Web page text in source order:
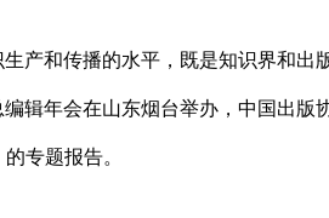
产和传播的水平，既是知识界和
辑年会在山东烟台举办，中国出
专题报告。